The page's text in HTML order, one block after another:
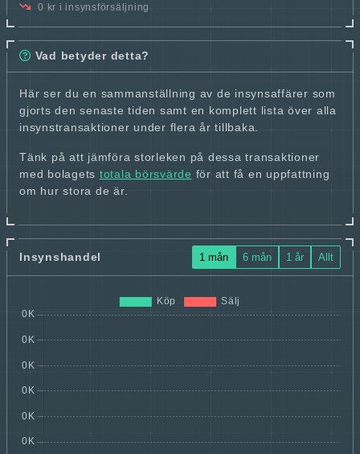
0 kr i insynsförsäljning
Vad betyder detta?
Här ser du en sammanställning av de insynsaffärer som
gjorts den senaste tiden samt en komplett lista över alla
insynstransaktioner under flera år tillbaka.
Tänk på att jämföra storleken på dessa transaktioner
med bolagets totala börsvärde för att få en uppfattning
om hur stora de är.
Insynshandel 1 mån 6 mån 1 år Allt